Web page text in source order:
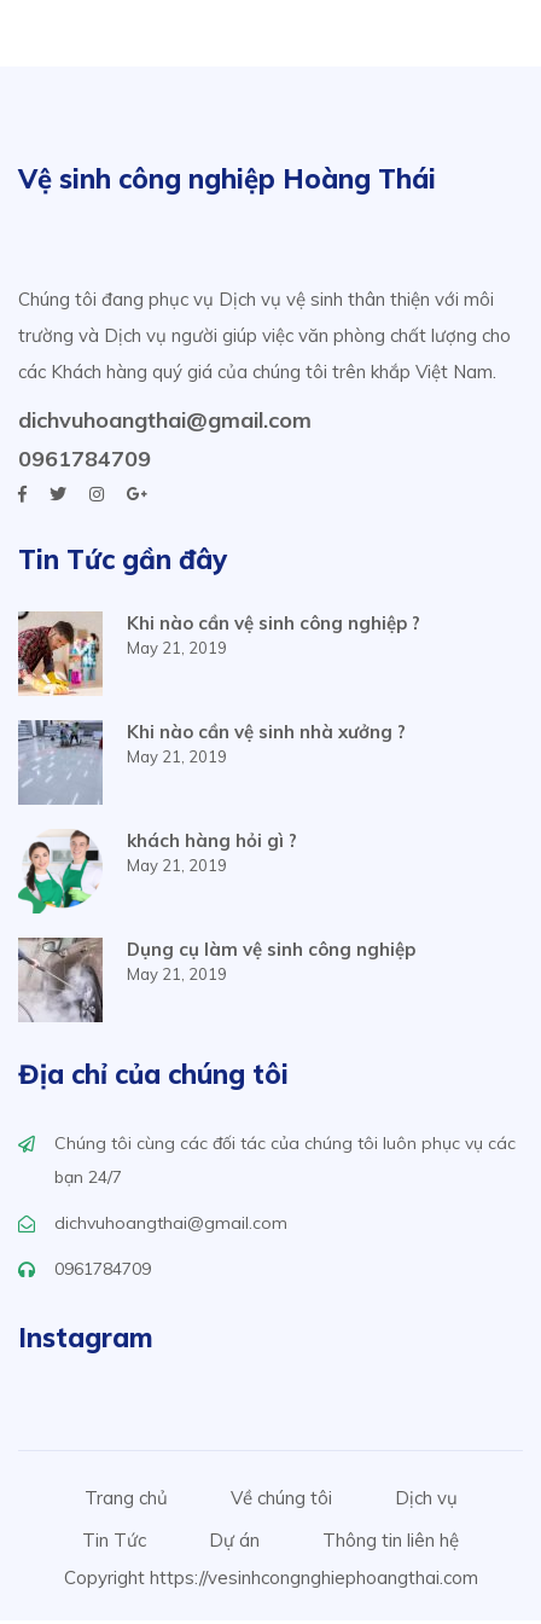
Vệ sinh công nghiệp Hoàng Thái
Chúng tôi đang phục vụ Dịch vụ vệ sinh thân thiện với môi
trường và Dịch vụ người giúp việc văn phòng chất lượng cho
các Khách hàng quý giá của chúng tôi trên khắp Việt Nam.
dichvuhoangthai@gmail.com
0961784709
Tin Tức gần đây
Khi nào cần vệ sinh công nghiệp ?
May 21, 2019
Khi nào cần vệ sinh nhà xưởng ?
May 21, 2019
khách hàng hỏi gì ?
May 21, 2019
Dụng cụ làm vệ sinh công nghiệp
May 21, 2019
Địa chỉ của chúng tôi
Chúng tôi cùng các đối tác của chúng tôi luôn phục vụ các
bạn 24/7
dichvuhoangthai@gmail.com
0961784709
Instagram
Trang chủ Về chúng tôi
Dịch vụ
Tin Tức
Dự án
Thông tin liên hệ
Copyright https://vesinhcongnghiephoangthai.com